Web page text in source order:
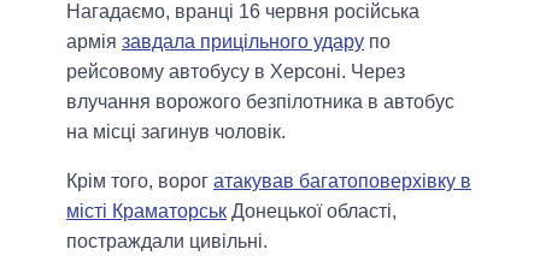
Нагадаємо, вранці 16 червня російська
армія завдала прицільного удару по
рейсовому автобусу в Херсоні. Через
влучання ворожого безпілотника в автобус
на місці загинув чоловік.
Крім того, ворог атакував багатоповерхівку в
місті Краматорськ Донецької області,
постраждали цивільні.